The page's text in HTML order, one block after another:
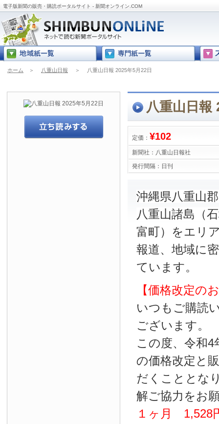
電子版新聞の販売・購読ポータルサイト - 新聞オンライン.COM
ホーム ＞ 八重山日報 ＞ 八重山日報 2025年5月22日
八重山日報
定価： ¥102
新聞社： 八重山日報社
発行間隔： 日刊
沖縄県八重山
八重山諸島（
富町）をエリ
報道、地域に
ています。
【価格改定の
いつもご購読
ございます。
この度、令和4
の価格改定と
だくこととな
解ご協力をお
１ヶ月 1,528